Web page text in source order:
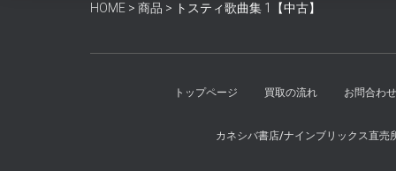
HOME > 商品 > トスティ歌曲集 1【中古】
トップページ 買取の流れ お問合わ
カネシバ書店/ナインブリックス直売